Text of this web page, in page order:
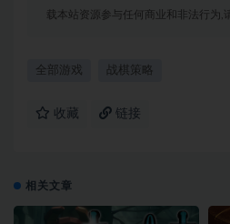
载本站资源参与任何商业和非法行为,
全部游戏 战棋策略
收藏 链接
相关文章